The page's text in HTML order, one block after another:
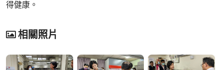
得健康。
相關照片